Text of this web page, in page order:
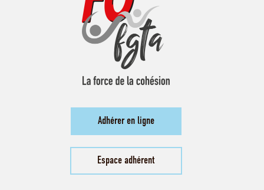
Adhérer en ligne
Espace adhérent